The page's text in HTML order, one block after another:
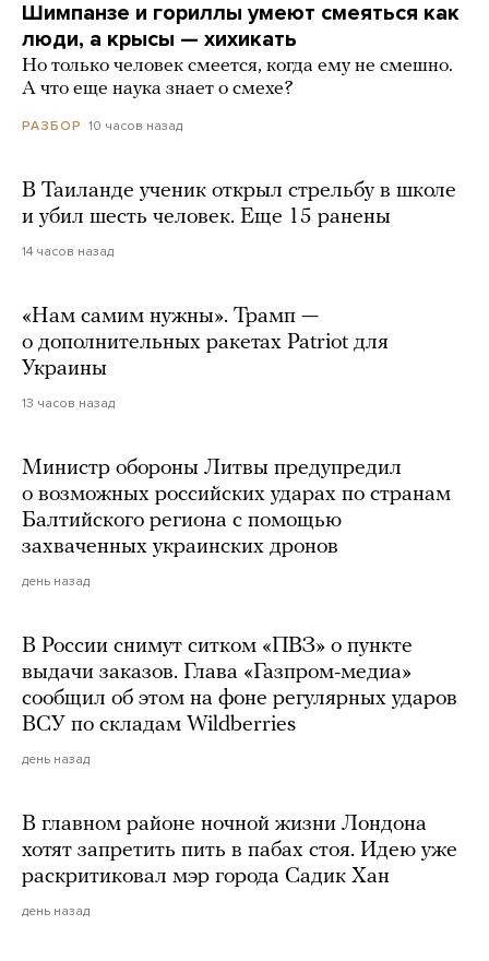
Шимпанзе и гориллы умеют смеяться как
люди, а крысы — хихикать
Но только человек смеется, когда ему не смешно.
А что еще наука знает о смехе?
РАЗБОР 10 часов назад
В Таиланде ученик открыл стрельбу в школе
и убил шесть человек. Еще 15 ранены
14 часов назад
«Нам самим нужны». Трамп —
о дополнительных ракетах Patriot для
Украины
13 часов назад
Министр обороны Литвы предупредил
о возможных российских ударах по странам
Балтийского региона с помощью
захваченных украинских дронов
день назад
В России снимут ситком «ПВЗ» о пункте
выдачи заказов. Глава «Газпром-медиа»
сообщил об этом на фоне регулярных ударов
ВСУ по складам Wildberries
день назад
В главном районе ночной жизни Лондона
хотят запретить пить в пабах стоя. Идею уже
раскритиковал мэр города Садик Хан
день назад